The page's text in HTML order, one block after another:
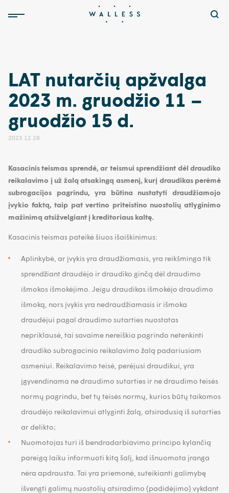
LAT nutarčių apžvalga
2023 m. gruodžio 11 –
gruodžio 15 d.
2023 12 28
Kasacinis teismas sprendė, ar teismui sprendžiant dėl draudiko
reikalavimo į už žalą atsakingą asmenį, kurį draudikas perėmė
subrogacijos pagrindu, yra būtina nustatyti draudžiamojo
įvykio faktą, taip pat vertino priteistino nuostolių atlyginimo
mažinimą atsižvelgiant į kreditoriaus kaltę.
Kasacinis teismas pateikė šiuos išaiškinimus:
Aplinkybė, ar įvykis yra draudžiamasis, yra reikšminga tik
sprendžiant draudėjo ir draudiko ginčą dėl draudimo
išmokos išmokėjimo. Jeigu draudikas išmokėjo draudimo
išmoką, nors įvykis yra nedraudžiamasis ir išmoka
draudėjui pagal draudimo sutarties nuostatas
nepriklausė, tai savaime nereiškia pagrindo netenkinti
draudiko subrogacinio reikalavimo žalą padariusiam
asmeniui. Reikalavimo teisė, perėjusi draudikui, yra
įgyvendinama ne draudimo sutarties ir ne draudimo teisės
normų pagrindu, bet tų teisės normų, kurios būtų taikomos
draudėjo reikalavimui atlyginti žalą, atsiradusią iš sutarties
ar delikto;
Nuomotojas turi iš bendradarbiavimo principo kylančią
pareigą laiku informuoti kitą šalį, kad išnuomota įranga
nėra apdrausta. Tai yra priemonė, suteikianti galimybę
išvengti galimų nuostolių atsiradimo (padidėjimo) vykdant